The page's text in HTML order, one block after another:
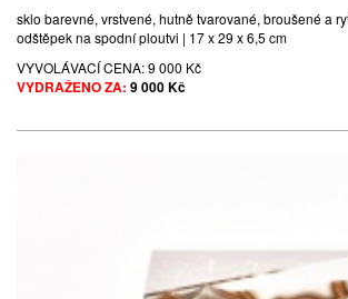
sklo barevné, vrstvené, hutně tvarované, broušené a
odštěpek na spodní ploutvi | 17 x 29 x 6,5 cm
VYVOLÁVACÍ CENA:9 000 Kč
VYDRAŽENO ZA: 9 000 Kč